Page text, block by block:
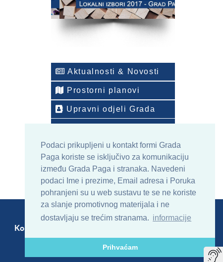
Podaci prikupljeni u kontakt formi Grada
Paga koriste se isključivo za komunikaciju
između Grada Paga i stranaka. Navedeni
podaci Ime i prezime, Email adresa i Poruka
pohranjeni su u web sustavu te se ne koriste
za slanje promotivnog materijala i ne
dostavljaju se trećim stranama. informacije
Prihvaćam
Aktualnosti & Novosti
Prostorni planovi
Upravni odjeli Grada
ONLINE arhiv sadržaja
Kontakt